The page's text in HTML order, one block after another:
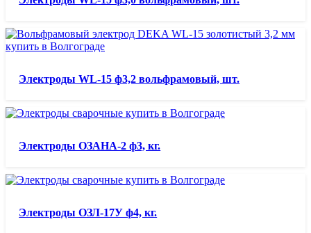
Электроды WL-15 ф3,2 вольфрамовый, шт.
Электроды ОЗАНА-2 ф3, кг.
Электроды ОЗЛ-17У ф4, кг.